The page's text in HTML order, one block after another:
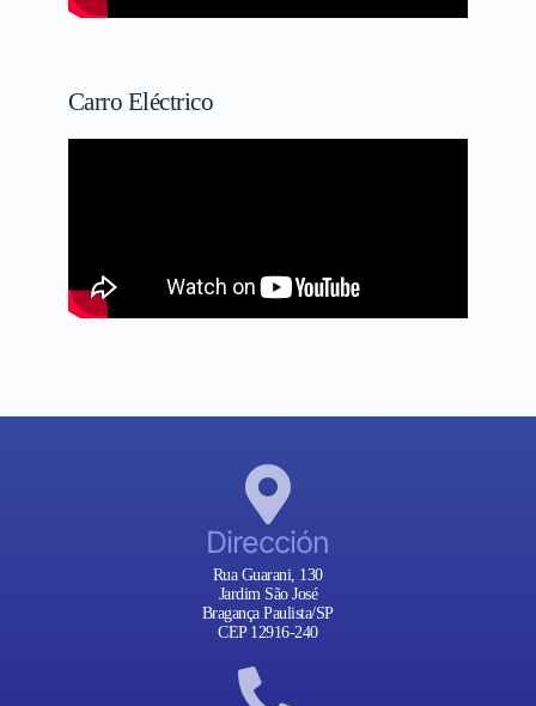
Carro Eléctrico
Dirección
Rua Guarani, 130
Jardim São José
Bragança Paulista/SP
CEP 12916-240